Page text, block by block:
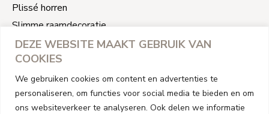
DEZE WEBSITE MAAKT GEBRUIK VAN
COOKIES
We gebruiken cookies om content en advertenties te
personaliseren, om functies voor social media te bieden en om
ons websiteverkeer te analyseren. Ook delen we informatie
Plissé horren
Slimme raamdecoratie
Jaloezieën reparatie
CONTACT INFORMATIE
Address